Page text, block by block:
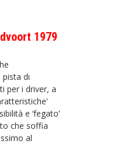
1979
di
per i driver, a
e ‘fegato’
che soffia
al